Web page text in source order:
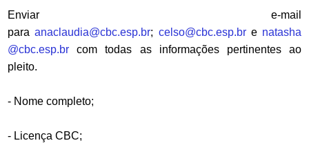
Enviar e-mail
paraanaclaudia@cbc.esp.br; celso@cbc.esp.bre natasha
@cbc.esp.br com todas as informações pertinentes ao
pleito.
- Nome completo;
- Licença CBC;